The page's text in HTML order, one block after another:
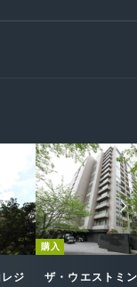
ジ
購入
ザ・ウエストミ